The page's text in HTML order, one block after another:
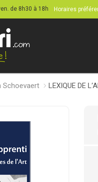
de 8h30 à 18h Horaires
Schoevaert LEXIQUE DE